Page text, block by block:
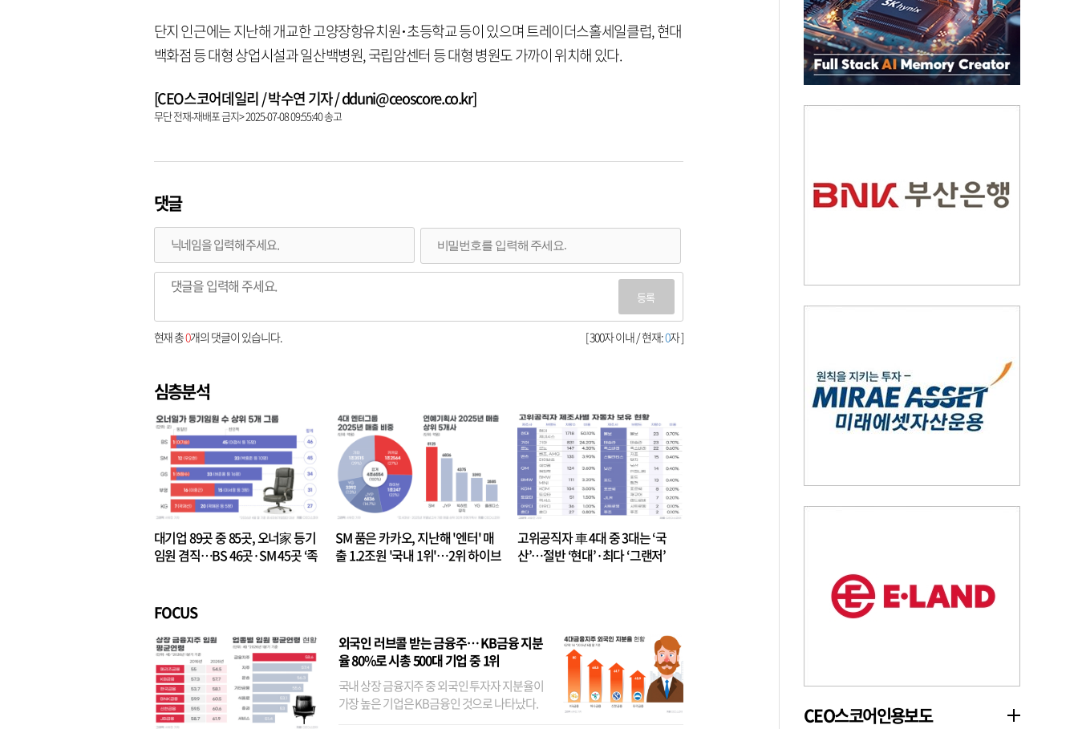
단지 인근에는 지난해 개교한 고양장항유치원･초등학교 등이 있으며 트레이더스홀세일클럽, 현대
백화점 등 대형 상업시설과 일산백병원, 국립암센터 등 대형 병원도 가까이 위치해 있다.
[CEO스코어데일리 / 박수연 기자 / dduni@ceoscore.co.kr]
무단 전재-재배포 금지> 2025-07-08 09:55:40 송고
댓글
등록
[ 300자 이내 / 현재:0자 ]
현재 총0개의 댓글이 있습니다.
심층분석
대기업 89곳 중 85곳, 오너家 등기
임원 겸직…BS 46곳·SM 45곳 ‘족
SM 품은 카카오, 지난해 '엔터' 매
출 1.2조원 '국내 1위'…2위 하이브
고위공직자 車 4대 중 3대는 ‘국
산’…절반 ‘현대’·최다 ‘그랜저’
FOCUS
외국인 러브콜 받는 금융주… KB금융 지분
율 80%로 시총 500대 기업 중 1위
국내 상장 금융지주 중 외국인 투자자 지분율이
가장 높은 기업은 KB금융인 것으로 나타났다.
CEO스코어인용보도